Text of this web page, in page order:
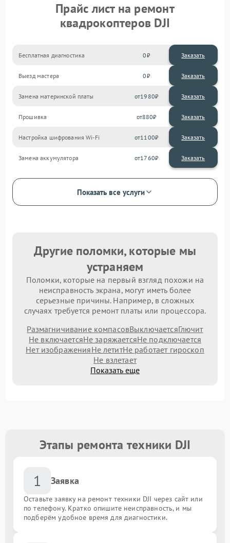
Прайс лист на ремонт
квадрокоптеров DJI
Бесплатная диагностика 0 Заказать
Выезд мастера 0 Заказать
Замена материнской платы 1980
Прошивка 880
Настройка шифрования Wi-Fi 1100
Замена аккумулятора 1760
Показать все услуги
Другие поломки, которые мы
устраняем
Поломки, которые на первый взгляд похожи на
неисправность экрана, могут иметь более
серьезные причины. Например, в сложных
случаях требуется ремонт платы или процессора.
Размагничивание компасовВыключаетсяГлючит
Не включаетсяНе заряжаетсяНе подключается
Нет изображенияНе летитНе работает гироскоп
Не взлетает
Показать еще
Этапы ремонта техники DJI
1 Заявка
Оставьте заявку на ремонт техники DJI через сайт или
по телефону. Кратко опишите неисправность, и мы
подберём удобное время для диагностики.